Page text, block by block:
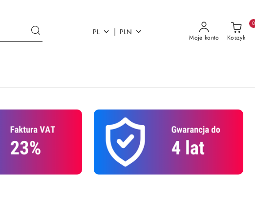
PL | PLN
Moje konto Koszyk
0